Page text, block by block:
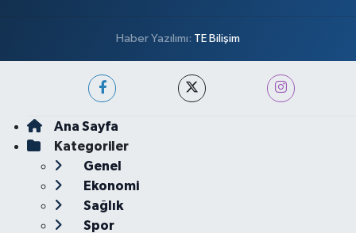
Haber Yazılımı: TE Bilişim
Ana Sayfa
Kategoriler
Genel
Ekonomi
Sağlık
Spor